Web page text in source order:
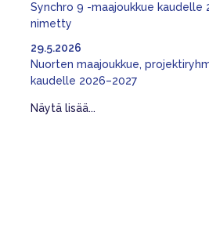
Synchro 9 -maajoukkue kaudelle
nimetty
Nuorten maajoukkue,
kaudelle 2026–2027
29.5.2026
Näytä lisää...